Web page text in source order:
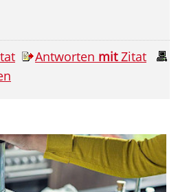
Antworten mitZitat